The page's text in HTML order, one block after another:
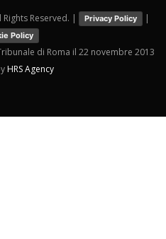
Rights Reserved. | Privacy Policy |
Policy
di Roma il 22 novembre 2013
HRS Agency